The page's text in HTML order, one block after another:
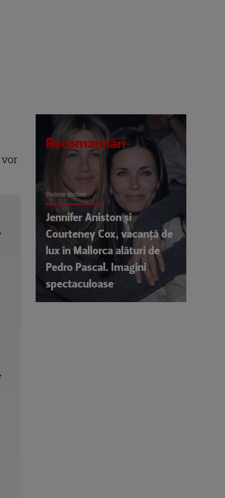
Recomandări
Vedete străine
Jennifer Aniston și
Courteney Cox, vacanță de
lux în Mallorca alături de
Pedro Pascal. Imagini
spectaculoase